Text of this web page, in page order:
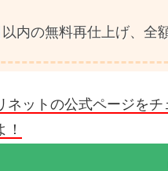
内の無料再仕上げ、全
ネットの公式ページを
！